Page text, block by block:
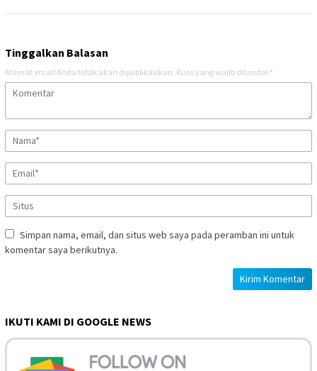
Tinggalkan Balasan
Alamat email Anda tidak akan dipublikasikan. Ruas yang wajib ditandai *
Simpan nama, email, dan situs web saya pada peramban ini untuk
komentar saya berikutnya.
IKUTI KAMI DI GOOGLE NEWS